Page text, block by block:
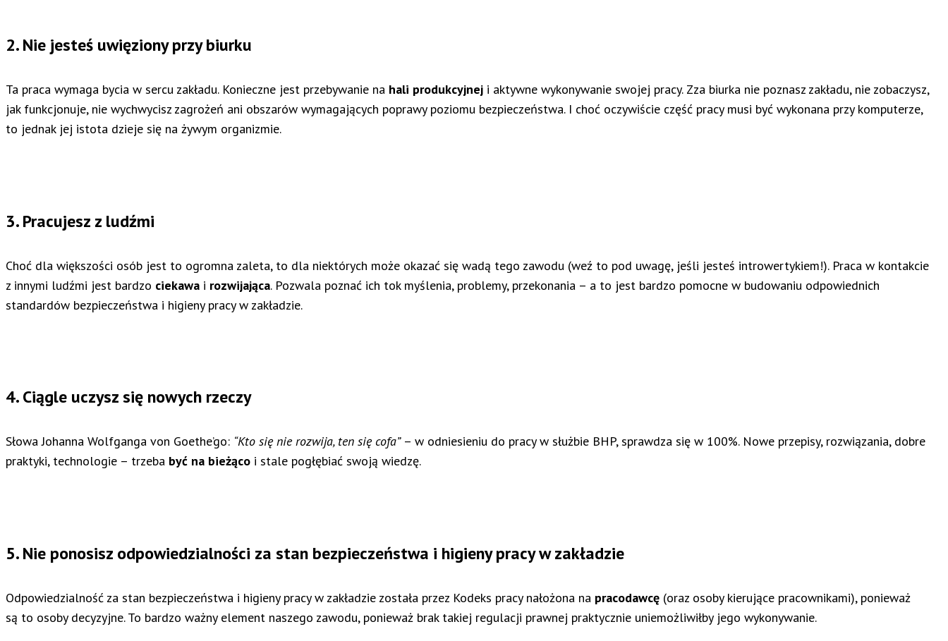
2. Nie jesteś uwięziony przy biurku
Ta praca wymaga bycia w sercu zakładu. Konieczne jest przebywanie na hali produkcyjnej i aktywne wykonywanie swojej pracy. Zza biurka nie poznasz zakładu, nie zobaczysz,
jak funkcjonuje, nie wychwycisz zagrożeń ani obszarów wymagających poprawy poziomu bezpieczeństwa. I choć oczywiście część pracy musi być wykonana przy komputerze,
to jednak jej istota dzieje się na żywym organizmie.
3. Pracujesz z ludźmi
Choć dla większości osób jest to ogromna zaleta, to dla niektórych może okazać się wadą tego zawodu (weź to pod uwagę, jeśli jesteś introwertykiem!). Praca w kontakcie
z innymi ludźmi jest bardzo ciekawa i rozwijająca. Pozwala poznać ich tok myślenia, problemy, przekonania – a to jest bardzo pomocne w budowaniu odpowiednich
standardów bezpieczeństwa i higieny pracy w zakładzie.
4. Ciągle uczysz się nowych rzeczy
Słowa Johanna Wolfganga von Goethe’go: “Kto się nie rozwija, ten się cofa”– w odniesieniu do pracy w służbie BHP, sprawdza się w 100%. Nowe przepisy, rozwiązania, dobre
praktyki, technologie – trzeba być na bieżąco i stale pogłębiać swoją wiedzę.
5. Nie ponosisz odpowiedzialności za stan bezpieczeństwa i higieny pracy w zakładzie
Odpowiedzialność za stan bezpieczeństwa i higieny pracy w zakładzie została przez Kodeks pracy nałożona na pracodawcę (oraz osoby kierujące pracownikami), ponieważ
są to osoby decyzyjne. To bardzo ważny element naszego zawodu, ponieważ brak takiej regulacji prawnej praktycznie uniemożliwiłby jego wykonywanie.